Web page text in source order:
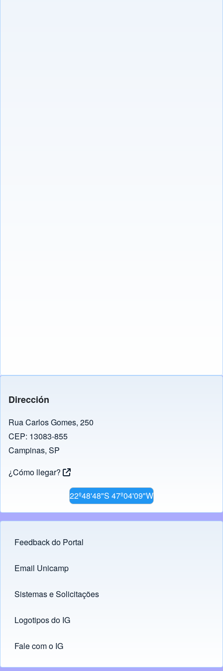
Dirección
Rua Carlos Gomes, 250
CEP: 13083-855
Campinas, SP
¿Cómo llegar?
22º48'48"S 47º04'09"W
Footer menu
Feedback do Portal
Links
Email Unicamp
(opens in new tab)
Sistemas e Solicitações
(opens in new tab)
Logotipos do IG
(opens in new tab)
Fale com o IG